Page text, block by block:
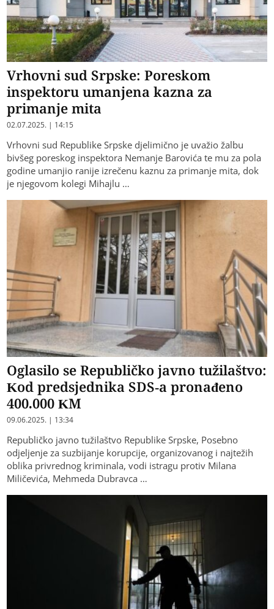
Vrhovni sud Srpske: Poreskom
inspektoru umanjena kazna za
primanje mita
02.07.2025. | 14:15
Vrhovni sud Republike Srpske djelimično je uvažio žalbu
bivšeg poreskog inspektora Nemanje Barovića te mu za pola
godine umanjio ranije izrečenu kaznu za primanje mita, dok
je njegovom kolegi Mihajlu …
Oglasilo se Republičko javno tužilaštvo:
Kod predsjednika SDS-a pronađeno
400.000 KM
09.06.2025. | 13:34
Republičko javno tužilaštvo Republike Srpske, Posebno
odjeljenje za suzbijanje korupcije, organizovanog i najtežih
oblika privrednog kriminala, vodi istragu protiv Milana
Miličevića, Mehmeda Dubravca …